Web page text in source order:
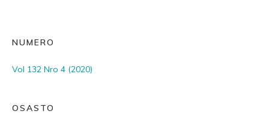
NUMERO
Vol 132 Nro 4 (2020)
OSASTO